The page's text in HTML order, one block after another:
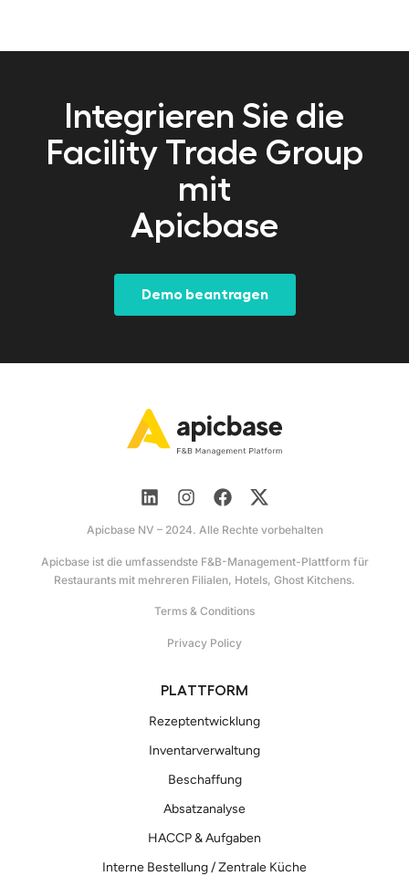
Integrieren Sie die
Facility Trade Group
mit
Apicbase
Demo beantragen
Apicbase NV – 2024. Alle Rechte vorbehalten
Apicbase ist die umfassendste F&B-Management-Plattform für
Restaurants mit mehreren Filialen, Hotels, Ghost Kitchens.
Terms & Conditions
Privacy Policy
PLATTFORM
Rezeptentwicklung
Inventarverwaltung
Beschaffung
Absatzanalyse
HACCP & Aufgaben
Interne Bestellung / Zentrale Küche